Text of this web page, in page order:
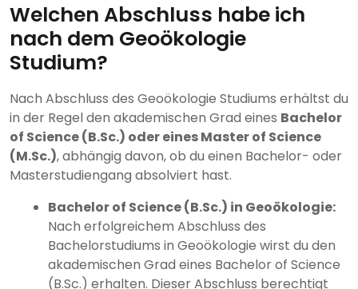
Welchen Abschluss habe ich
nach dem Geoökologie
Studium?
Nach Abschluss des Geoökologie Studiums erhältst du
in der Regel den akademischen Grad eines Bachelor
of Science (B.Sc.) oder eines Master of Science
(M.Sc.), abhängig davon, ob du einen Bachelor- oder
Masterstudiengang absolviert hast.
Bachelor of Science (B.Sc.) in Geoökologie:
Nach erfolgreichem Abschluss des
Bachelorstudiums in Geoökologie wirst du den
akademischen Grad eines Bachelor of Science
(B.Sc.) erhalten. Dieser Abschluss berechtigt